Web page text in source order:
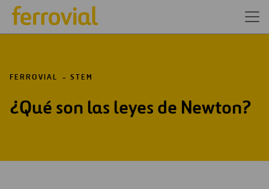
FERROVIAL STEM
¿Qué son las leyes de Newton?